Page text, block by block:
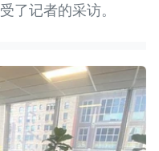
了记者的采访。